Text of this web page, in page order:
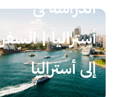
الدراسة في
أستراليا | السفر
إلى أستراليا